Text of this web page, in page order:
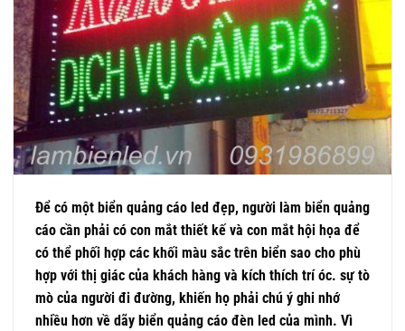
Để có một biển quảng cáo led đẹp, người làm biển quảng
cáo cần phải có con mắt thiết kế và con mắt hội họa để
có thể phối hợp các khối màu sắc trên biển sao cho phù
hợp với thị giác của khách hàng và kích thích trí óc. sự tò
mò của người đi đường, khiến họ phải chú ý ghi nhớ
nhiều hơn về dãy biển quảng cáo đèn led của mình. Vì